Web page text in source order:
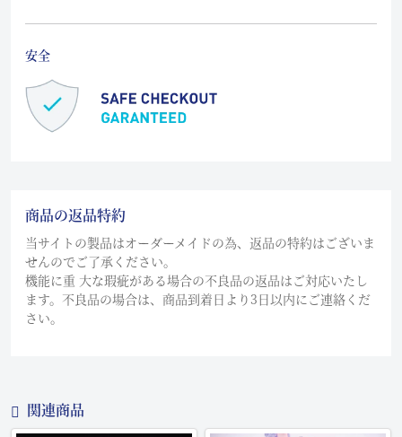
安全
商品の返品特約
当サイトの製品はオーダーメイドの為、返品の特約はございま
せんのでご了承ください。
機能に重 大な瑕疵がある場合の不良品の返品はご対応いたし
ます。不良品の場合は、商品到着日より3日以内にご連絡くだ
さい。
関連商品